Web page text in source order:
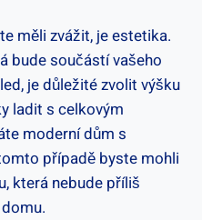
měli zvážit, je estetika.
bude součástí vašeho
je​ důležité zvolit výšku
ladit s celkovým
moderní dům s
případě ⁣byste mohli
která nebude příliš